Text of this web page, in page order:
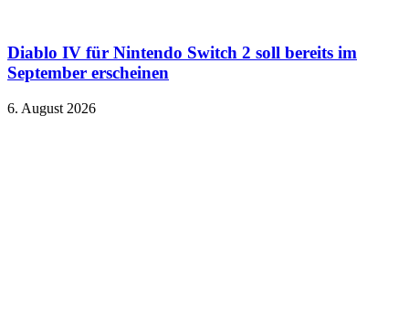
Diablo IV für Nintendo Switch 2 soll bereits im
September erscheinen
6. August 2026